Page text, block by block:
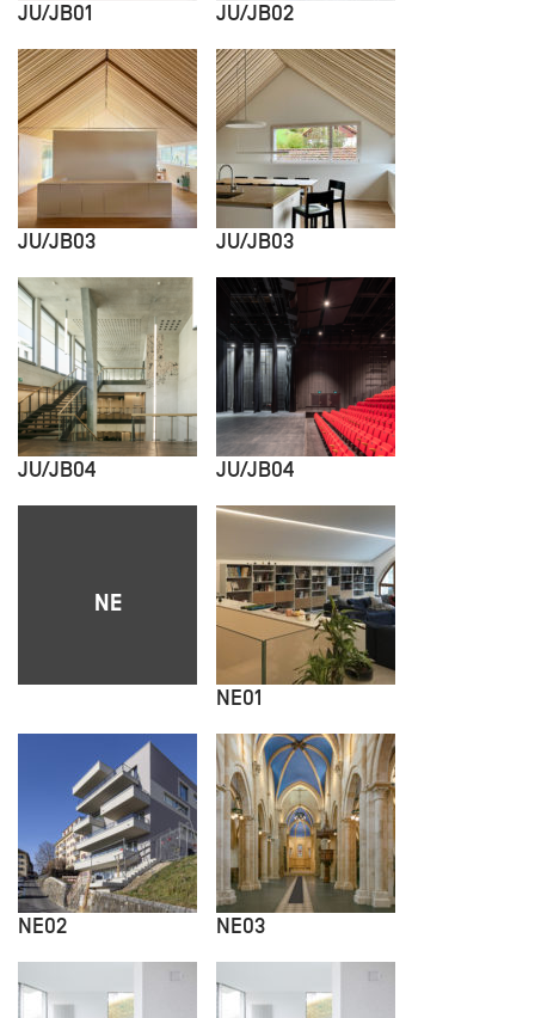
JU/JB01 JU/JB02
JU/JB03 JU/JB03
JU/JB04 JU/JB04
NE
NE01
NE02 NE03